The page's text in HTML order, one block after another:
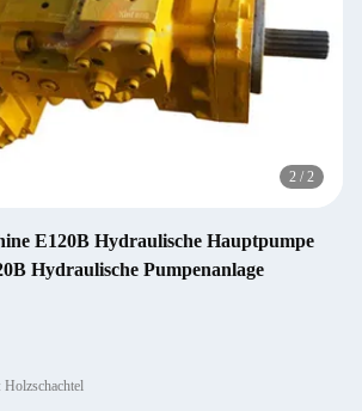
2 / 2
E120B Hydraulische Hauptpumpe
Hydraulische Pumpenanlage